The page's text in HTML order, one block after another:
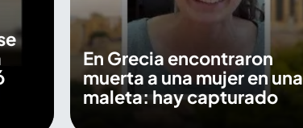
En Grecia encontraron
muerta a una mujer en una
maleta: hay capturado